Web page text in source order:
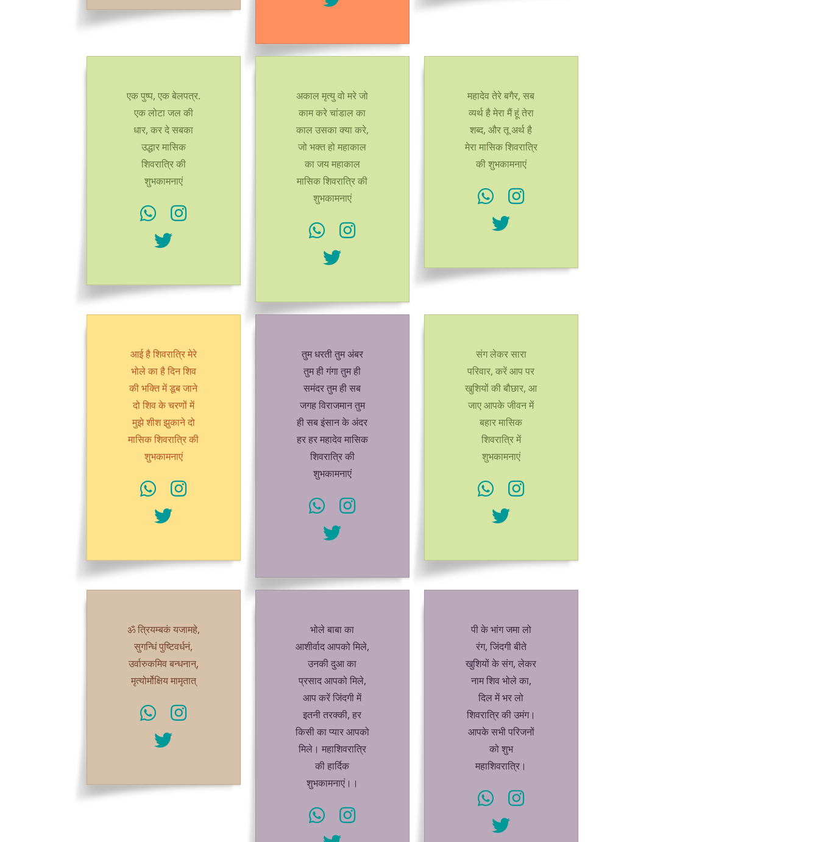
एक पुष्प, एक बेलपत्र.
एक लोटा जल की
धार, कर दे सबका
उद्धार मासिक
शिवरात्रि की
शुभकामनाएं
अकाल मृत्यु वो मरे जो
काम करे चांडाल का
काल उसका क्या करे,
जो भक्त हो महाकाल
का जय महाकाल
मासिक शिवरात्रि की
शुभकामनाएं
महादेव तेरे बगैर, सब
व्यर्थ है मेरा मैं हूं तेरा
शब्द, और तू अर्थ है
मेरा मासिक शिवरात्रि
की शुभकामनाएं
आई है शिवरात्रि मेरे
भोले का है दिन शिव
की भक्ति में डूब जाने
दो शिव के चरणों में
मुझे शीश झुकाने दो
मासिक शिवरात्रि की
शुभकामनाएं
तुम धरती तुम अंबर
तुम ही गंगा तुम ही
समंदर तुम ही सब
जगह विराजमान तुम
ही सब इंसान के अंदर
हर हर महादेव मासिक
शिवरात्रि की
शुभकामनाएं
संग लेकर सारा
परिवार, करें आप पर
खुशियों की बौछार, आ
जाए आपके जीवन में
बहार मासिक
शिवरात्रि में
शुभकामनाएं
ॐ त्रियम्बकं यजामहे,
सुगन्धिं पुष्टिवर्धनं,
उर्वारुकमिव बन्धनान्,
मृत्योर्मोक्षिय मामृतात्
भोले बाबा का
आशीर्वाद आपको मिले,
उनकी दुआ का
प्रसाद आपको मिले,
आप करें जिंदगी में
इतनी तरक्की, हर
किसी का प्यार आपको
मिले। महाशिवरात्रि
की हार्दिक
शुभकामनाएं।।
पी के भांग जमा लो
रंग, जिंदगी बीते
खुशियों के संग, लेकर
नाम शिव भोले का,
दिल में भर लो
शिवरात्रि की उमंग।
आपके सभी परिजनों
को शुभ
महाशिवरात्रि।